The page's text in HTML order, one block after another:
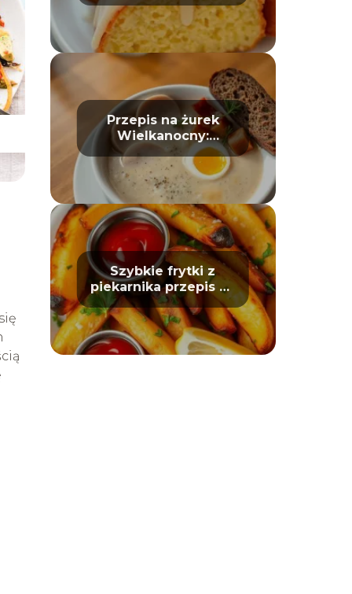
Przepis na żurek
Wielkanocny:
tradycyjny i prosty
Szybkie frytki z
piekarnika przepis na
chrupiące ziemniaki